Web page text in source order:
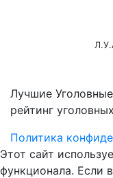
Лучшие
рейтинг
Политика
Этот сайт
функционала. Если